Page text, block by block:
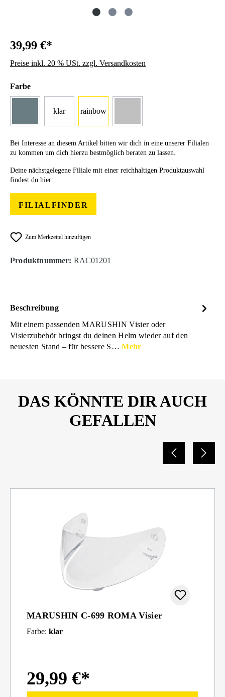
39,99 €*
Preise inkl. 20 % USt. zzgl. Versandkosten
Farbeauswählen
klar rainbow
Bei Interesse an diesem Artikel bitten wir dich in eine unserer Filialen
zu kommen um dich hierzu bestmöglich beraten zu lassen.
Deine nächstgelegene Filiale mit einer reichhaltigen Produktauswahl
findest du hier:
FILIALFINDER
Zum Merkzettel hinzufügen
Produktnummer: RAC01201
Beschreibung
Mit einem passenden MARUSHIN Visier oder
Visierzubehör bringst du deinen Helm wieder auf den
neuesten Stand – für bessere S…Mehr
DAS KÖNNTE DIR AUCH
GEFALLEN
MARUSHIN C-699 ROMA Visier
Farbe: klar
29,99 €*